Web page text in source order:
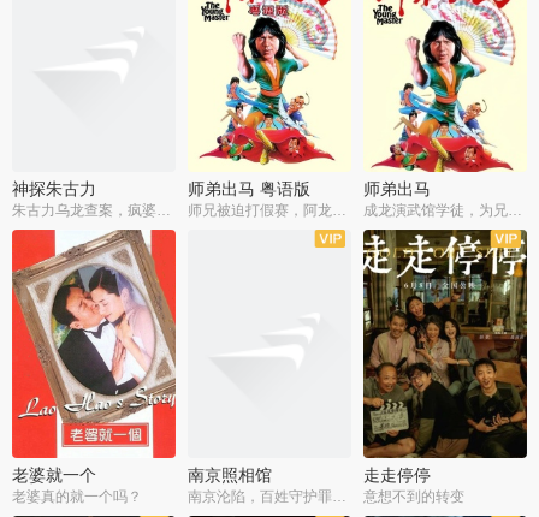
神探朱古力
朱古力乌龙查案，疯婆子神助攻
师弟出马 粤语版
师兄被迫打假赛，阿龙追查斗黑帮
师弟出马
成龙演武馆学徒，为兄搏命战黑道
老婆就一个
老婆真的就一个吗？
南京照相馆
南京沦陷，百姓守护罪证底片
走走停停
意想不到的转变